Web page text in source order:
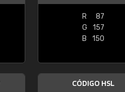
R
87
G
157
B
150
CÓDIGO HSL